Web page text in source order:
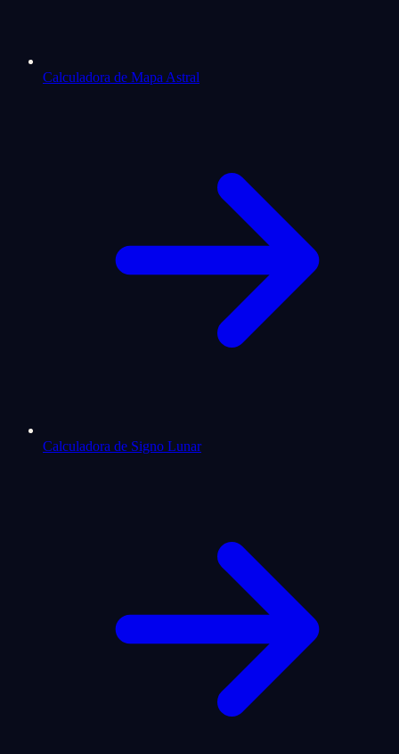
Calculadora de Mapa Astral
Calculadora de Signo Lunar